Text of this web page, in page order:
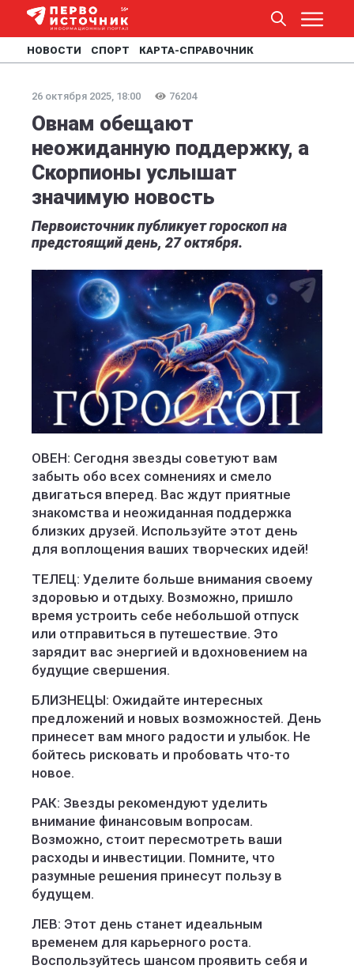
НОВОСТИ СПОРТ КАРТА-СПРАВОЧНИК
26 октября 2025, 18:00 76204
Овнам обещают
неожиданную поддержку, а
Скорпионы услышат
значимую новость
Первоисточник публикует гороскоп на
предстоящий день, 27 октября.
ОВЕН: Сегодня звезды советуют вам
забыть обо всех сомнениях и смело
двигаться вперед. Вас ждут приятные
знакомства и неожиданная поддержка
близких друзей. Используйте этот день
для воплощения ваших творческих идей!
ТЕЛЕЦ: Уделите больше внимания своему
здоровью и отдыху. Возможно, пришло
время устроить себе небольшой отпуск
или отправиться в путешествие. Это
зарядит вас энергией и вдохновением на
будущие свершения.
БЛИЗНЕЦЫ: Ожидайте интересных
предложений и новых возможностей. День
принесет вам много радости и улыбок. Не
бойтесь рисковать и пробовать что-то
новое.
РАК: Звезды рекомендуют уделить
внимание финансовым вопросам.
Возможно, стоит пересмотреть ваши
расходы и инвестиции. Помните, что
разумные решения принесут пользу в
будущем.
ЛЕВ: Этот день станет идеальным
временем для карьерного роста.
Воспользуйтесь шансом проявить себя и